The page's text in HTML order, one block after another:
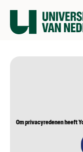
Om privacyredenen heeft